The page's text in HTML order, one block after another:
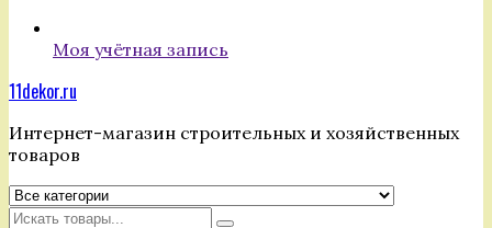
Моя учётная запись
11dekor.ru
Интернет-магазин строительных и хозяйственных
товаров
Искать